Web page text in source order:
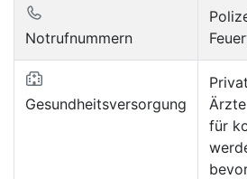
Notrufnummern
Gesundheitsversorgung
für